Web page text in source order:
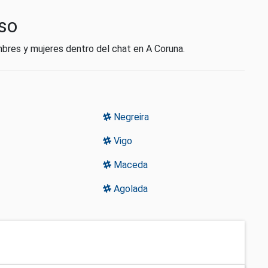
y mujeres dentro del chat en A Coruna.
Negreira
Vigo
Maceda
Agolada